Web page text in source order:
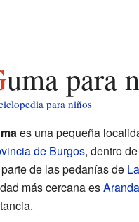
Guma para
para niños
es una pequeña
de Burgos, dentro
de las pedanías de
más cercana es